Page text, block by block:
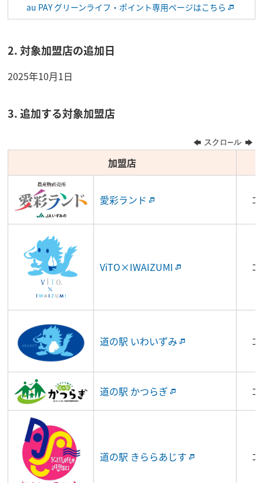
au PAY グリーンライフ・ポイント専用ページはこちら
2. 対象加盟店の追加日
2025年10月1日
3. 追加する対象加盟店
加盟店
愛彩ランド
ViTO×IWAIZUMI
道の駅 いわいずみ
道の駅 かつらぎ
道の駅 きららあじす